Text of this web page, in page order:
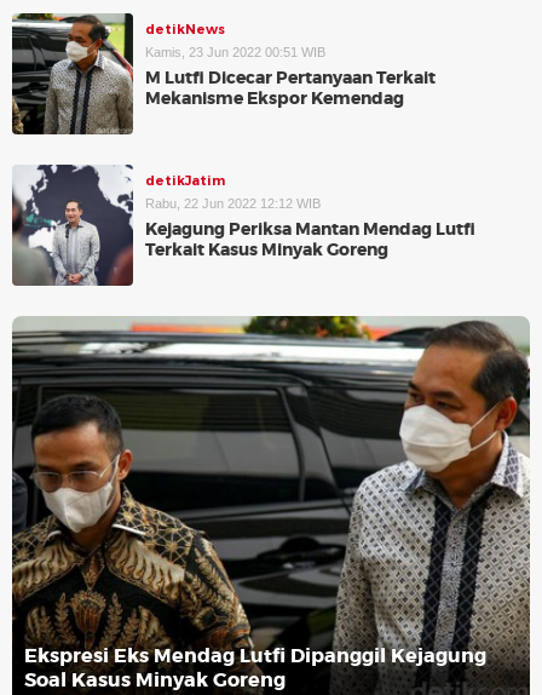
detikNews
Kamis, 23 Jun 2022 00:51 WIB
M Lutfi Dicecar Pertanyaan Terkait
Mekanisme Ekspor Kemendag
detikJatim
Rabu, 22 Jun 2022 12:12 WIB
Kejagung Periksa Mantan Mendag Lutfi
Terkait Kasus Minyak Goreng
Ekspresi Eks Mendag Lutfi Dipanggil Kejagung
Soal Kasus Minyak Goreng